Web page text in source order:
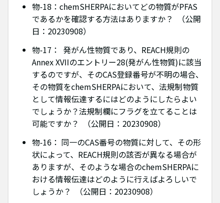
物-18：chemSHERPAにおいてどの物質がPFAS
であるかを確認する方法はありますか？ （公開
日：20230908）
物-17： 発がん性物質であり、REACH規則の
Annex XVIIのエントリー28(発がん性物質)に該当
するのですが、そのCAS登録番号が不明の場合、
その物質をchemSHERPAにおいて、法規制物質
として情報伝達するにはどのようにしたらよい
でしょうか？法規制欄にフラグを立てることは
可能ですか？ （公開日：20230908）
物-16： 同一のCAS番号の物質に対して、その形
状によって、REACH規則の該否が異なる場合が
ありますが、そのような場合のchemSHERPAに
おける情報伝達はどのように行えばよろしいで
しょうか？ （公開日：20230908）